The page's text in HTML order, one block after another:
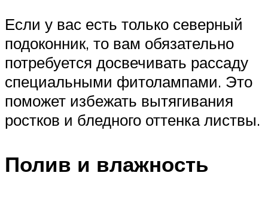
Если у вас есть только северный
подоконник, то вам обязательно
потребуется досвечивать рассаду
специальными фитолампами. Это
поможет избежать вытягивания
ростков и бледного оттенка листвы.
Полив и влажность